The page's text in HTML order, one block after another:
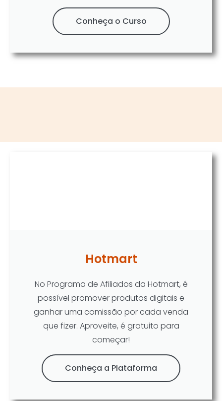
Conheça o Curso
Hotmart
No Programa de Afiliados da Hotmart, é
possível promover produtos digitais e
ganhar uma comissão por cada venda
que fizer. Aproveite, é gratuito para
começar!
Conheça a Plataforma